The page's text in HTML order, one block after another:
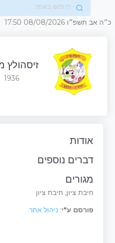
כ״ה אב תשפ״ו 08/08/2026
17:50
1936
אודות
דברים נוספים
מגורים
חיבת ציון, חיבת ציון
פורסם ע"י: ניהול אתר